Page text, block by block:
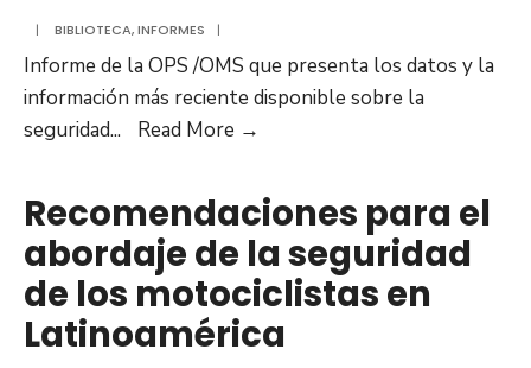
| BIBLIOTECA,INFORMES |
Informe de la OPS /OMS que presenta los datos y la
información más reciente disponible sobre la
seguridad... Read More →
la
Seguridad
Vial
en
la
Región
Recomendaciones para el
abordaje de la seguridad
de los motociclistas en
Latinoamérica